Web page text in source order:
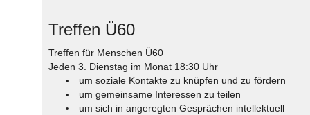
Treffen Ü60
Treffen für Menschen Ü60
Jeden 3. Dienstag im Monat 18:30 Uhr
um soziale Kontakte zu knüpfen und zu fördern
um gemeinsame Interessen zu teilen
um sich in angeregten Gesprächen intellektuell